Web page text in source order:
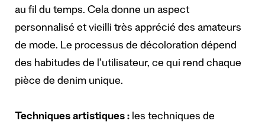
au fil du temps. Cela donne un aspect
personnalisé et vieilli très apprécié des amateurs
de mode. Le processus de décoloration dépend
des habitudes de l’utilisateur, ce qui rend chaque
pièce de denim unique.
Techniques artistiques : les techniques de